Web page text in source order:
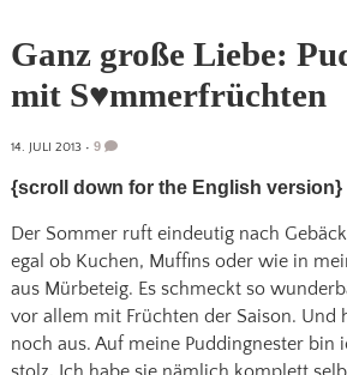
Ganz große Liebe:
mit S♥mmerfrüchten
14. JULI 2013• 9
{scroll down for the English version}
Der Sommer ruft eindeutig nach
egal ob Kuchen, Muffins oder wie in
aus Mürbeteig. Es schmeckt so
vor allem mit Früchten der Saison. Und
noch aus. Auf meine Puddingnester bin